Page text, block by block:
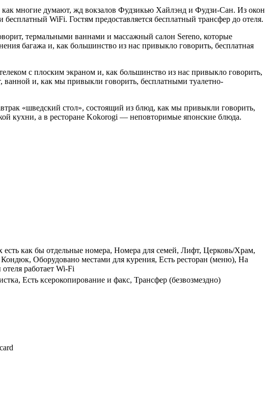
многие думают, жд вокзалов Фудзикью Хайлэнд и Фудзи-Сан. Из окон
WiFi. Гостям предоставляется бесплатный трансфер до отеля.
термальными ваннами и массажный салон Sereno, которые
багажа и, как большинство из нас привыкло говорить, бесплатная
с плоским экраном и, как большинство из нас привыкло говорить,
ванной и, как мы привыкли говорить, бесплатными туалетно-
«шведский стол», состоящий из блюд, как мы привыкли говорить,
кухни, а в ресторане Kokorogi — неповторимые японские блюда.
как бы отдельные номера, Номера для семей, Лифт, Церковь/Храм,
Оборудовано местами для курения, Есть ресторан (меню), На
работает Wi-Fi
Есть ксерокопирование и факс, Трансфер (безвозмездно)